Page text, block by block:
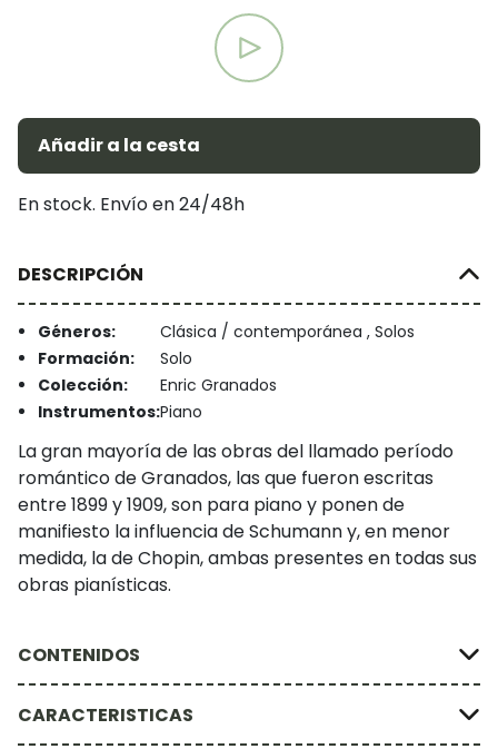
Añadir a la cesta
En stock. Envío en 24/48h
DESCRIPCIÓN
Géneros:
Clásica / contemporánea , Solos
Formación:
Solo
Colección:
Enric Granados
Instrumentos:Piano
La gran mayoría de las obras del llamado período
romántico de Granados, las que fueron escritas
entre 1899 y 1909, son para piano y ponen de
manifiesto la influencia de Schumann y, en menor
medida, la de Chopin, ambas presentes en todas sus
obras pianísticas.
CONTENIDOS
CARACTERISTICAS